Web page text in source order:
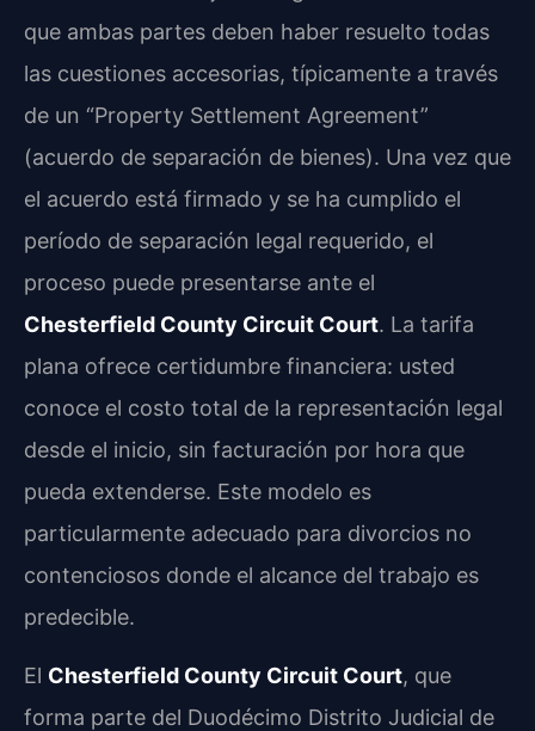
que ambas partes deben haber resuelto todas
las cuestiones accesorias, típicamente a través
de un “Property Settlement Agreement”
(acuerdo de separación de bienes). Una vez que
el acuerdo está firmado y se ha cumplido el
período de separación legal requerido, el
proceso puede presentarse ante el
Chesterfield County Circuit Court. La tarifa
plana ofrece certidumbre financiera: usted
conoce el costo total de la representación legal
desde el inicio, sin facturación por hora que
pueda extenderse. Este modelo es
particularmente adecuado para divorcios no
contenciosos donde el alcance del trabajo es
predecible.
El Chesterfield County Circuit Court, que
forma parte del Duodécimo Distrito Judicial de